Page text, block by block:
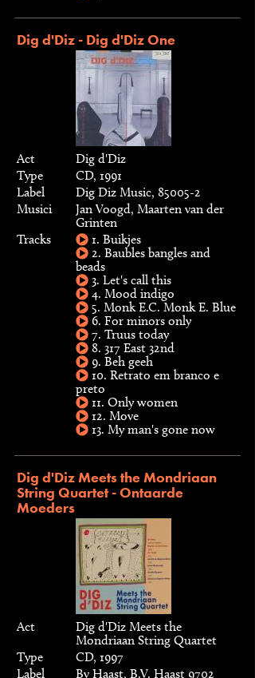
Dig d'Diz - Dig d'Diz One
Act
Dig d'Diz
Type
CD, 1991
Label
Dig Diz Music, 85005-2
Musici
Jan Voogd, Maarten van der
Grinten
Tracks
1. Buikjes
2. Baubles bangles and
beads
3. Let's call this
4. Mood indigo
5. Monk E.C. Monk E. Blue
6. For minors only
7. Truus today
8. 317 East 32nd
9. Beh geeh
10. Retrato em branco e
preto
11. Only women
12. Move
13. My man's gone now
Dig d'Diz Meets the Mondriaan
String Quartet - Ontaarde
Moeders
Act
Dig d'Diz Meets the
Mondriaan String Quartet
Type
CD, 1997
Label
Bv Haast, B.V. Haast 9702